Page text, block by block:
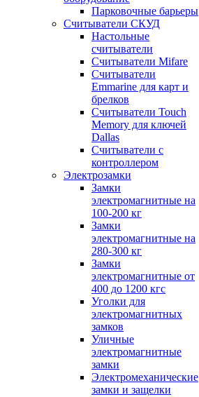
Парковочные барьеры
Считыватели СКУД
Настольные
считыватели
Считыватели Mifare
Считыватели
Emmarine для карт и
брелков
Считыватели Touch
Memory для ключей
Dallas
Считыватели с
контроллером
Электрозамки
Замки
электромагнитные на
100-200 кг
Замки
электромагнитные на
280-300 кг
Замки
электромагнитные от
400 до 1200 кгс
Уголки для
электромагнитных
замков
Уличные
электромагнитные
замки
Электромеханические
замки и защелки